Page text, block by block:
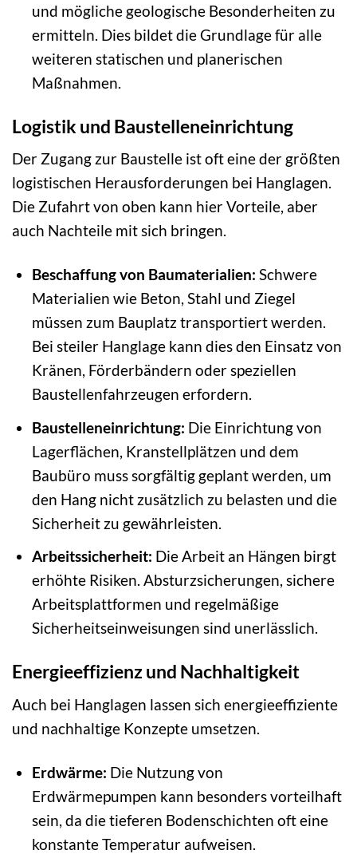
und mögliche geologische Besonderheiten zu
ermitteln. Dies bildet die Grundlage für alle
weiteren statischen und planerischen
Maßnahmen.
Logistik und Baustelleneinrichtung
Der Zugang zur Baustelle ist oft eine der größten
logistischen Herausforderungen bei Hanglagen.
Die Zufahrt von oben kann hier Vorteile, aber
auch Nachteile mit sich bringen.
Beschaffung von Baumaterialien: Schwere
Materialien wie Beton, Stahl und Ziegel
müssen zum Bauplatz transportiert werden.
Bei steiler Hanglage kann dies den Einsatz von
Kränen, Förderbändern oder speziellen
Baustellenfahrzeugen erfordern.
Baustelleneinrichtung: Die Einrichtung von
Lagerflächen, Kranstellplätzen und dem
Baubüro muss sorgfältig geplant werden, um
den Hang nicht zusätzlich zu belasten und die
Sicherheit zu gewährleisten.
Arbeitssicherheit: Die Arbeit an Hängen birgt
erhöhte Risiken. Absturzsicherungen, sichere
Arbeitsplattformen und regelmäßige
Sicherheitseinweisungen sind unerlässlich.
Energieeffizienz und Nachhaltigkeit
Auch bei Hanglagen lassen sich energieeffiziente
und nachhaltige Konzepte umsetzen.
Erdwärme: Die Nutzung von
Erdwärmepumpen kann besonders vorteilhaft
sein, da die tieferen Bodenschichten oft eine
konstante Temperatur aufweisen.